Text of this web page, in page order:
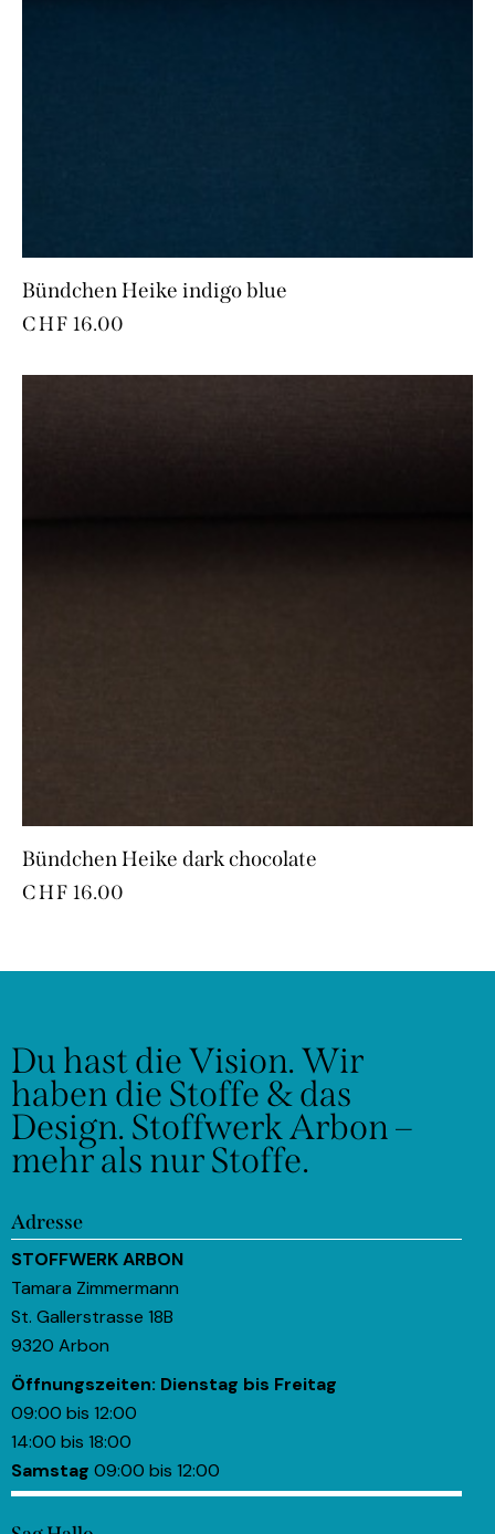
Bündchen Heike indigo blue
CHF 16.00
Bündchen Heike dark chocolate
CHF 16.00
Du hast die Vision.Wir
haben die Stoffe & das
Design. Stoffwerk Arbon –
mehr als nur Stoffe.
Adresse
STOFFWERK ARBON
Tamara Zimmermann
St. Gallerstrasse 18B
9320 Arbon
Öffnungszeiten: Dienstag bis Freitag
09:00 bis 12:00
14:00 bis 18:00
Samstag 09:00 bis 12:00